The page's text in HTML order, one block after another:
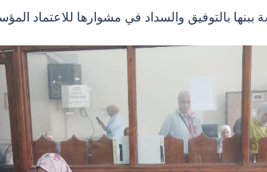
ببنها بالتوفيق والسداد في مشوارها للاعتماد